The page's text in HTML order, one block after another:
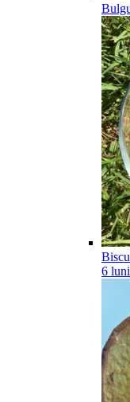
6 luni